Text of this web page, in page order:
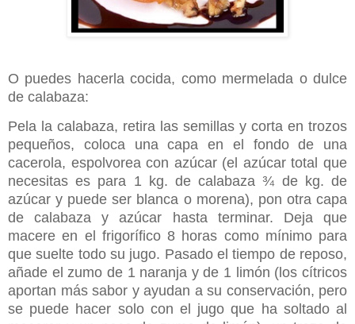
O puedes hacerla cocida, como mermelada o dulce
de calabaza:
Pela la calabaza, retira las semillas y corta en trozos
pequeños, coloca una capa en el fondo de una
cacerola, espolvorea con azúcar (el azúcar total que
necesitas es para 1 kg. de calabaza ¾ de kg. de
azúcar y puede ser blanca o morena), pon otra capa
de calabaza y azúcar hasta terminar. Deja que
macere en el frigorífico 8 horas como mínimo para
que suelte todo su jugo. Pasado el tiempo de reposo,
añade el zumo de 1 naranja y de 1 limón (los cítricos
aportan más sabor y ayudan a su conservación, pero
se puede hacer solo con el jugo que ha soltado al